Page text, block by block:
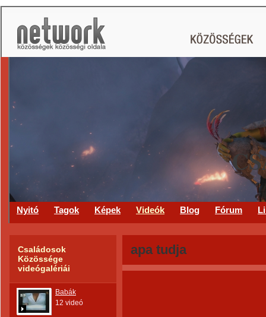
Nyitó Tagok Képek Videók Blog Fórum
Családosok
Közössége
videógalériái
Babák
12 videó
apa tudja